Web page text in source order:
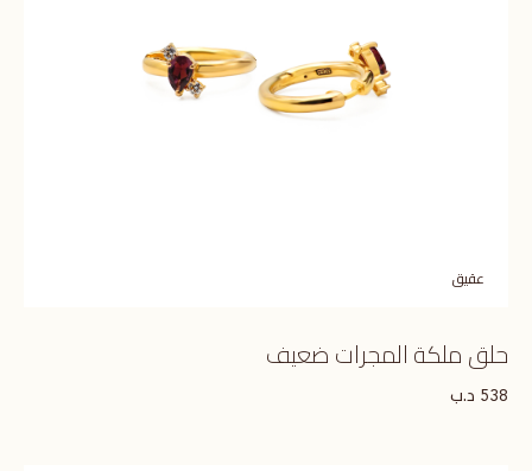
عقيق
حلق ملكة المجرات ضعيف
538 د.ب